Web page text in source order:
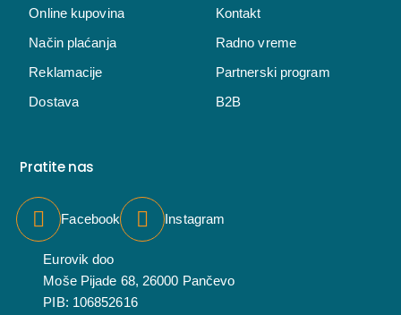
Online kupovina
Način plaćanja
Reklamacije
Dostava
Kontakt
Radno vreme
Partnerski program
B2B
Pratite nas
Facebook Instagram
Eurovik doo
Moše Pijade 68, 26000 Pančevo
PIB: 106852616